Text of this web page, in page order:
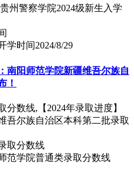
州警察学院2024级新生入学
学时间2024/8/29
南阳师范学院新疆维吾尔族自
！
分数线,【2024年录取进度】
吾尔族自治区本科第二批录取
范学院普通类录取分数线